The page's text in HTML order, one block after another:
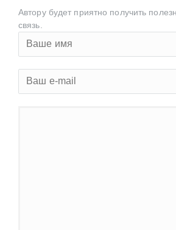
Автору будет приятно получить
связь.